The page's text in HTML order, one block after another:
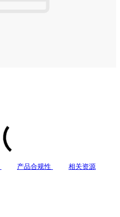
产品合规性
相关资源